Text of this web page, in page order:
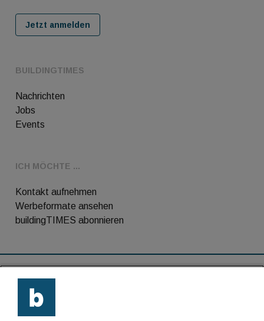
BUILDINGTIMES
Nachrichten
Jobs
Events
ICH MÖCHTE ...
Kontakt aufnehmen
Werbeformate ansehen
buildingTIMES abonnieren
Jetzt anmelden
Kontakt